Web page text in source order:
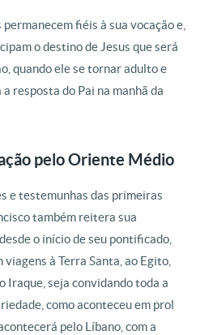
fiéis à sua vocação e,
o destino de Jesus que será
quando ele se tornar adulto e
resposta do Pai na manhã da
pelo Oriente Médio
e testemunhas das primeiras
também reitera sua
o início de seu pontificado,
à Terra Santa, ao Egito,
Iraque, seja convidando toda a
como aconteceu em prol
pelo Líbano, com a